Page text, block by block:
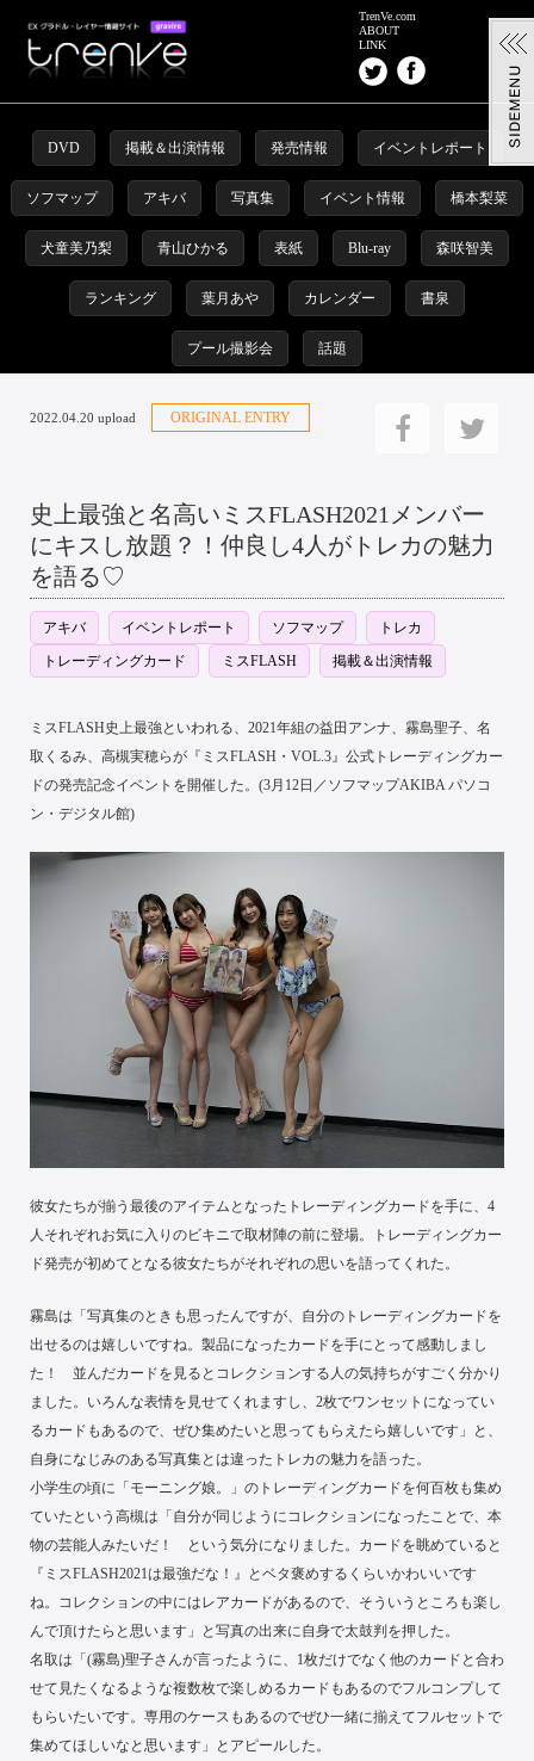
TrenVe.com
ABOUT
LINK
DVD 掲載＆出演情報 発売情報 イベントレポート
ソフマップ アキバ 写真集 イベント情報 橋本梨菜
犬童美乃梨 青山ひかる 表紙 Blu-ray 森咲智美
ランキング 葉月あや カレンダー 書泉
プール撮影会 話題
2022.04.20 upload ORIGINAL ENTRY
史上最強と名高いミスFLASH2021メンバー
にキスし放題？！仲良し4人がトレカの魅力
を語る♡
アキバ イベントレポート ソフマップ
トレカ
トレーディングカード
ミスFLASH 掲載＆出演情報
ミスFLASH史上最強といわれる、2021年組の益田アンナ、霧島聖子、名
取くるみ、高槻実穂らが『ミスFLASH・VOL.3』公式トレーディングカー
ドの発売記念イベントを開催した。(3月12日／ソフマップAKIBA パソコ
ン・デジタル館)
彼女たちが揃う最後のアイテムとなったトレーディングカードを手に、4
人それぞれお気に入りのビキニで取材陣の前に登場。トレーディングカー
ド発売が初めてとなる彼女たちがそれぞれの思いを語ってくれた。
霧島は「写真集のときも思ったんですが、自分のトレーディングカードを
出せるのは嬉しいですね。製品になったカードを手にとって感動しまし
た！ 並んだカードを見るとコレクションする人の気持ちがすごく分かり
ました。いろんな表情を見せてくれますし、2枚でワンセットになってい
るカードもあるので、ぜひ集めたいと思ってもらえたら嬉しいです」と、
自身になじみのある写真集とは違ったトレカの魅力を語った。
小学生の頃に「モーニング娘。」のトレーディングカードを何百枚も集め
ていたという高槻は「自分が同じようにコレクションになったことで、本
物の芸能人みたいだ！ という気分になりました。カードを眺めていると
『ミスFLASH2021は最強だな！』とベタ褒めするくらいかわいいです
ね。コレクションの中にはレアカードがあるので、そういうところも楽し
んで頂けたらと思います」と写真の出来に自身で太鼓判を押した。
名取は「(霧島)聖子さんが言ったように、1枚だけでなく他のカードと合わ
せて見たくなるような複数枚で楽しめるカードもあるのでフルコンプして
もらいたいです。専用のケースもあるのでぜひ一緒に揃えてフルセットで
集めてほしいなと思います」とアピールした。